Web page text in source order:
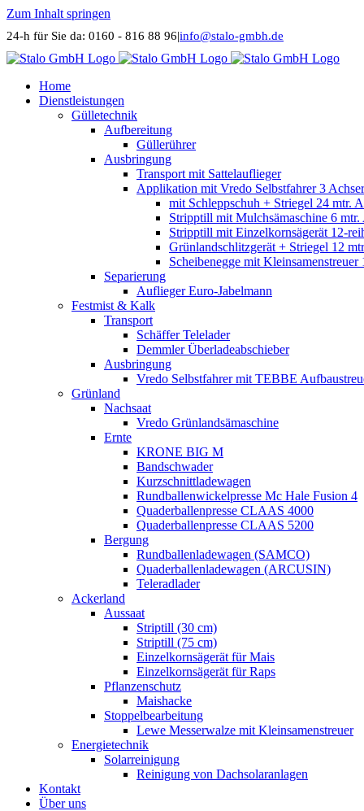
Zum Inhalt springen
24-h für Sie da: 0160 - 816 88 96|info@stalo-gmbh.de
Home
Dienstleistungen
Gülletechnik
Aufbereitung
Güllerührer
Ausbringung
Transport mit Sattelauflieger
Applikation mit Vredo Selbstfahrer 3 Achser
mit Schleppschuh + Striegel 24 mtr.
Stripptill mit Mulchsämaschine 6
Stripptill mit Einzelkornsägerät 12-
Grünlandschlitzgerät + Striegel 12
Scheibenegge mit
Separierung
Auflieger Euro-Jabelmann
Festmist & Kalk
Transport
Schäffer Telelader
Demmler Überladeabschieber
Ausbringung
Vredo Selbstfahrer mit TEBBE
Grünland
Nachsaat
Vredo Grünlandsämaschine
Ernte
KRONE BIG M
Bandschwader
Kurzschnittladewagen
Rundballenwickelpresse Mc Hale Fusion 4
Quaderballenpresse CLAAS 4000
Quaderballenpresse CLAAS 5200
Bergung
Rundballenladewagen (SAMCO)
Quaderballenladewagen (ARCUSIN)
Teleradlader
Ackerland
Aussaat
Striptill (30 cm)
Striptill (75 cm)
Einzelkornsägerät für Mais
Einzelkornsägerät für Raps
Pflanzenschutz
Maishacke
Stoppelbearbeitung
Lewe Messerwalze mit Kleinsamenstreuer
Energietechnik
Solarreinigung
Reinigung von Dachsolaranlagen
Kontakt
Über uns